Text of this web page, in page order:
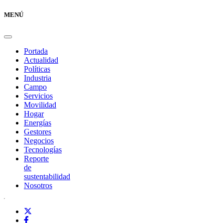
MENÚ
Portada
Actualidad
Políticas
Industria
Campo
Servicios
Movilidad
Hogar
Energías
Gestores
Negocios
Tecnologías
Reporte
de
sustentabilidad
Nosotros